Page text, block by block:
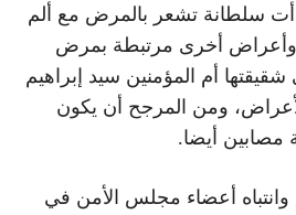
سلطانة تشعر بالمرض مع ألم
أخرى مرتبطة بمرض
أم المؤمنين سيد إبراهيم
ومن المرجح أن يكون
مصابين أيضا.
وانتباه أعضاء مجلس الأمن في